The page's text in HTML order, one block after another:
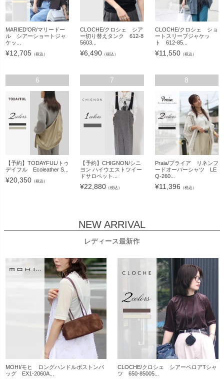
MARIED'OR/マリードー
ル シアーショートジャ
ケッ...
¥12,705 （税込）
CLOCHE/クロシェ シア
ー切り替えタンク 612-8
5603...
¥6,490 （税込）
CLOCHE/クロシェ ショ
ートスリーブジャケッ
ト 612-85...
¥11,550（税込）
6
【予約】TODAYFUL/トゥ
デイフル Ecoleather S...
¥20,350 （税込）
7
【予約】CHIGNON/シニ
ヨン ハイウエストツイー
ドサロペット...
¥22,880 （税込）
8
Praia/プライア リネンフ
ードオーバーシャツ LE
Q-260...
¥11,396 （税込）
NEW ARRIVAL
レディース最新作
MOHI/モヒ ロングハンドルボストンバ
ッグ EX1-2060A...
CLOCHE/クロシェ シアーベロアTシャ
ツ 650-85005...